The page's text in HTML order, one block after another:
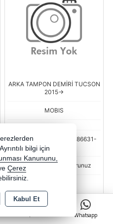
0
Whatsapp
ARKA TAMPON DEMİRİ TUCSON
2015->
MOBIS
Stok Kodu : BSR-HMC-86631-
D7000-WME
Stok Miktarı : Stok sorunuz
6.251,34 TL
- +
bilgi için
Kanununu,
Çerez
Kabul Et